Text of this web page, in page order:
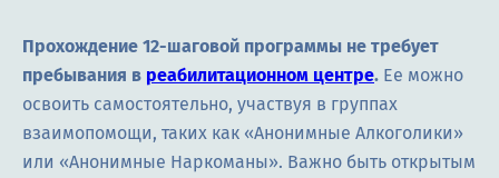
Прохождение 12-шаговой программы не требует
пребывания в реабилитационном центре. Ее можно
освоить самостоятельно, участвуя в группах
взаимопомощи, таких как «Анонимные Алкоголики»
или «Анонимные Наркоманы». Важно быть открытым